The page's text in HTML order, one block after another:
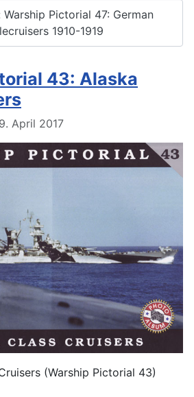
Pictorial 47: German
1910-1919
43: Alaska
April 2017
(Warship Pictorial 43)